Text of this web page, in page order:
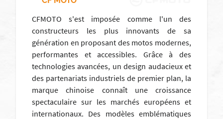
CFMOTO s'est imposée comme l'un des
constructeurs les plus innovants de sa
génération en proposant des motos modernes,
performantes et accessibles. Grâce à des
technologies avancées, un design audacieux et
des partenariats industriels de premier plan, la
marque chinoise connaît une croissance
spectaculaire sur les marchés européens et
internationaux. Des modèles emblématiques